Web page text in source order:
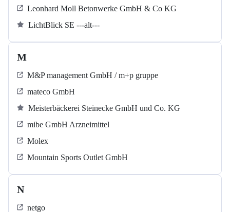
Leonhard Moll Betonwerke GmbH & Co KG
LichtBlick SE ---alt---
M
M&P management GmbH / m+p gruppe
mateco GmbH
Meisterbäckerei Steinecke GmbH und Co. KG
mibe GmbH Arzneimittel
Molex
Mountain Sports Outlet GmbH
N
netgo